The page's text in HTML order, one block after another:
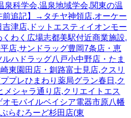
泉科学会,温泉地域学会,関東の温
前追記】→タチヤ神領店,オーケー
津店,ドットエスティイオンモー
わく広場志都美駅付近商業施設,
店,サンドラッグ豊岡7条店・恵
ハドラッグ八戸小中野店・たま
東園田店・釧路富士見店,クスリ
プレひまわり薬局グラン春日,ク
メシャラ通り店,クリエイトエス
モバイルベイシア電器市原八幡
らむろーど杉田店(東